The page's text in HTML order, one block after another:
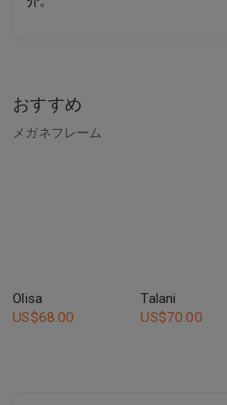
おすすめ
メガネフレーム
Olisa
US$68.00
Talani
US$70.00